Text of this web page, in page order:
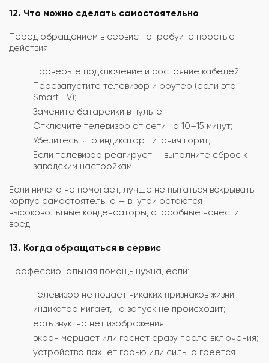
12. Что можно сделать самостоятельно
Перед обращением в сервис попробуйте простые
действия:
Проверьте подключение и состояние кабелей;
Перезапустите телевизор и роутер (если это
Smart TV);
Замените батарейки в пульте;
Отключите телевизор от сети на 10–15 минут;
Убедитесь, что индикатор питания горит;
Если телевизор реагирует — выполните сброс к
заводским настройкам.
Если ничего не помогает, лучше не пытаться вскрывать
корпус самостоятельно — внутри остаются
высоковольтные конденсаторы, способные нанести
вред.
13. Когда обращаться в сервис
Профессиональная помощь нужна, если:
телевизор не подаёт никаких признаков жизни;
индикатор мигает, но запуск не происходит;
есть звук, но нет изображения;
экран мерцает или гаснет сразу после включения;
устройство пахнет гарью или сильно греется.